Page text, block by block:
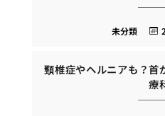
未分類
頸椎症やヘルニアも？首
療